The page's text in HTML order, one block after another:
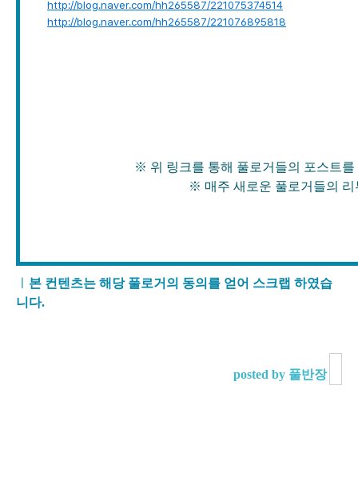
http://blog.naver.com/hh265587/221075374514
http://blog.naver.com/hh265587/221076895818
※ 위 링크를 통해 풀로거들의 포스트를 확인
※ 매주 새로운 풀로거들의 리뷰가
본 컨텐츠는 해당 풀로거의 동의를 얻어 스크랩 하였습
니다.
posted by 풀반장